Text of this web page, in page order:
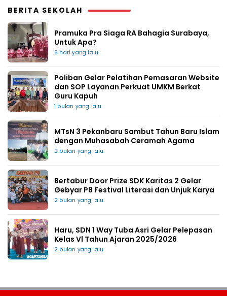
BERITA SEKOLAH
Pramuka Pra Siaga RA Bahagia Surabaya,
Untuk Apa?
6 hari yang lalu
Poliban Gelar Pelatihan Pemasaran Website
dan SOP Layanan Perkuat UMKM Berkat
Guru Kapuh
1 bulan yang lalu
MTsN 3 Pekanbaru Sambut Tahun Baru Islam
dengan Muhasabah Ceramah Agama
2 bulan yang lalu
Bertabur Door Prize SDK Karitas 2 Gelar
Gebyar P8 Festival Literasi dan Unjuk Karya
2 bulan yang lalu
Haru, SDN 1 Way Tuba Asri Gelar Pelepasan
Kelas Vl Tahun Ajaran 2025/2026
2 bulan yang lalu